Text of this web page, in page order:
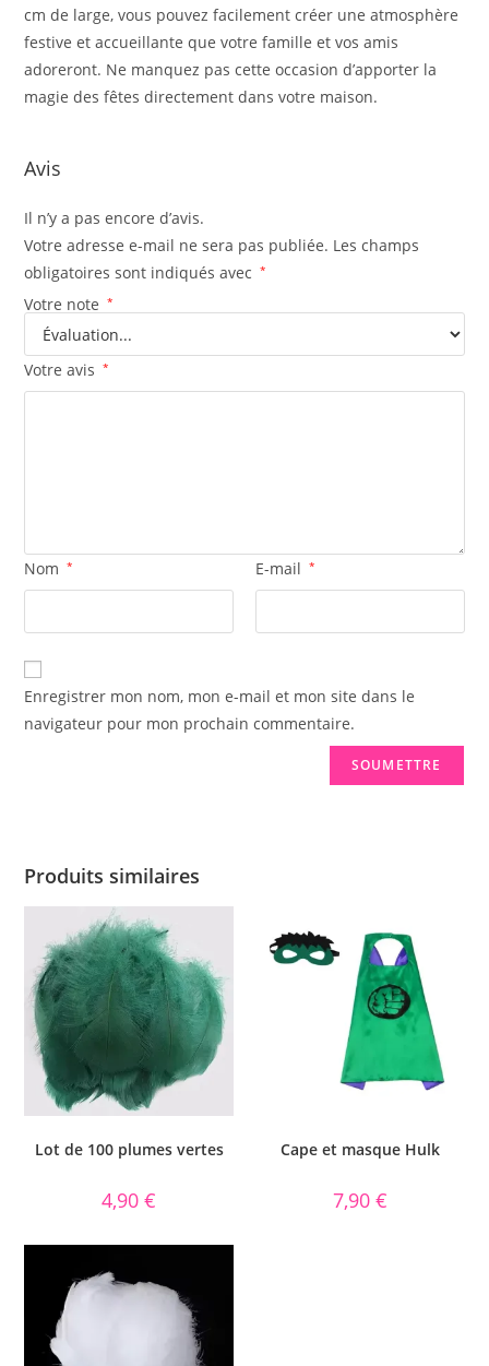
cm de large, vous pouvez facilement créer une atmosphère
festive et accueillante que votre famille et vos amis
adoreront. Ne manquez pas cette occasion d’apporter la
magie des fêtes directement dans votre maison.
Avis
Il n’y a pas encore d’avis.
Votre adresse e-mail ne sera pas publiée. Les champs
obligatoires sont indiqués avec
*
Votre note *
Votre avis *
Nom * E-mail *
Enregistrer mon nom, mon e-mail et mon site dans le
navigateur pour mon prochain commentaire.
Produits similaires
Lot de 100 plumes vertes
4,90€
Cape et masque Hulk
7,90 €